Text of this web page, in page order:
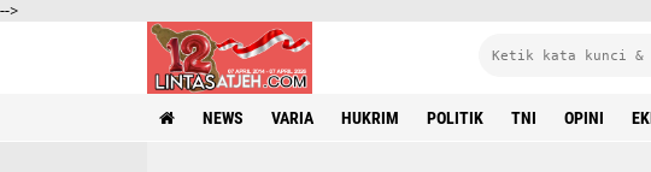
-->
NEWS VARIA HUKRIM POLITIK TNI OPINI